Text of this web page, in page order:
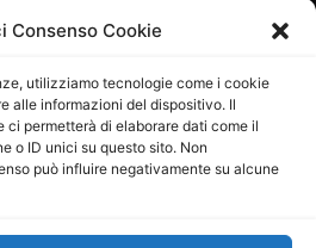
Consenso Cookie
utilizziamo tecnologie come i cookie
alle informazioni del dispositivo. Il
ci permetterà di elaborare dati come il
o ID unici su questo sito. Non
può influire negativamente su alcune
29/09/2015
Maurizio Scaglione
Maria Calabrese